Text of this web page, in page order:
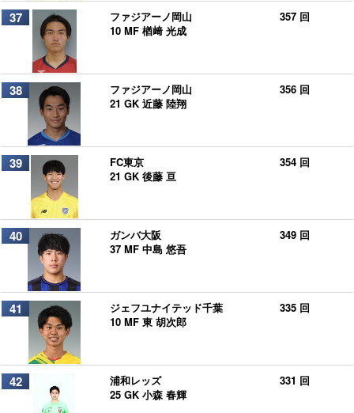
37
ファジアーノ岡山
10 MF 楢﨑 光成
357 回
38
ファジアーノ岡山
21 GK 近藤 陸翔
356 回
39
FC東京
21 GK 後藤 亘
354 回
40
ガンバ大阪
37 MF 中島 悠吾
349 回
41
ジェフユナイテッド千葉
10 MF 東 胡次郎
335 回
42
浦和レッズ
25 GK 小森 春輝
331 回